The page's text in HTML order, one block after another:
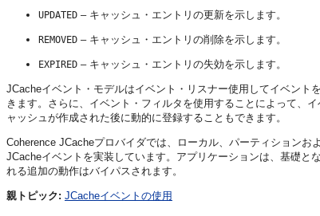
UPDATED – キャッシュ・エントリの更新を示します。
REMOVED – キャッシュ・エントリの削除を示します。
EXPIRED – キャッシュ・エントリの失効を示します。
JCacheイベント・モデルはイベント・リスナー使用してイベン
きます。さらに、イベント・フィルタを使用することによって、
ャッシュが作成された後に動的に登録することもできます。
Coherence JCacheプロバイダでは、ローカル、パーティション
JCacheイベントを実装しています。アプリケーションは、基礎と
れる追加の動作はバイパスされます。
親トピック: JCacheイベントの使用